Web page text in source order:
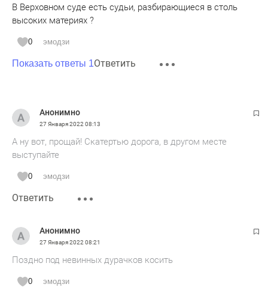
В Верховном суде есть судьи, разбирающиеся в столь
высоких материях ?
0 эмодзи
Показать ответы 1Ответить
Анонимно
27 Января 2022 08:13
А ну вот, прощай! Скатертью дорога, в другом месте
выступайте
0 эмодзи
Ответить
Анонимно
27 Января 2022 08:21
Поздно под невинных дурачков косить
0 эмодзи